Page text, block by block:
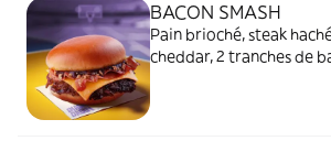
BACON SMASH
Pain brioché, steak
cheddar, 2 tranches de